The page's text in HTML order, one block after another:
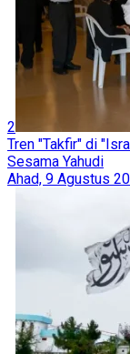
2
Tren "Takfir" di
Sesama Yahudi
Ahad, 9 Agustus